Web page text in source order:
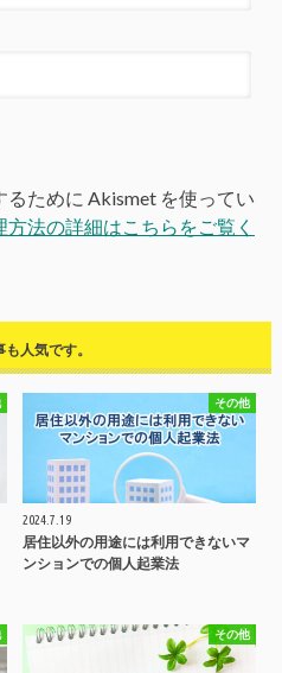
ために Akismet を使ってい
法の詳細はこちらをご覧く
人気です。
その他
2024.7.19
居住以外の用途には利用できないマ
ンションでの個人起業法
その他